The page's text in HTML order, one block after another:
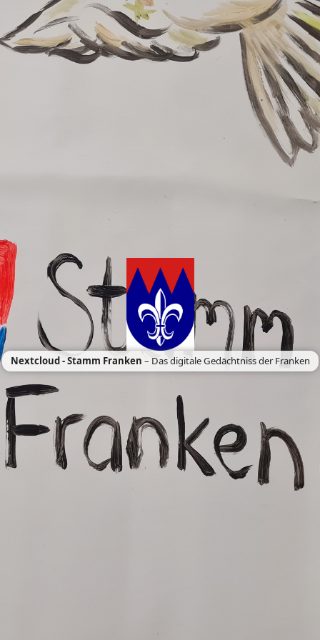
Nextcloud - Stamm Franken – Das digitale Gedächtniss der Franken